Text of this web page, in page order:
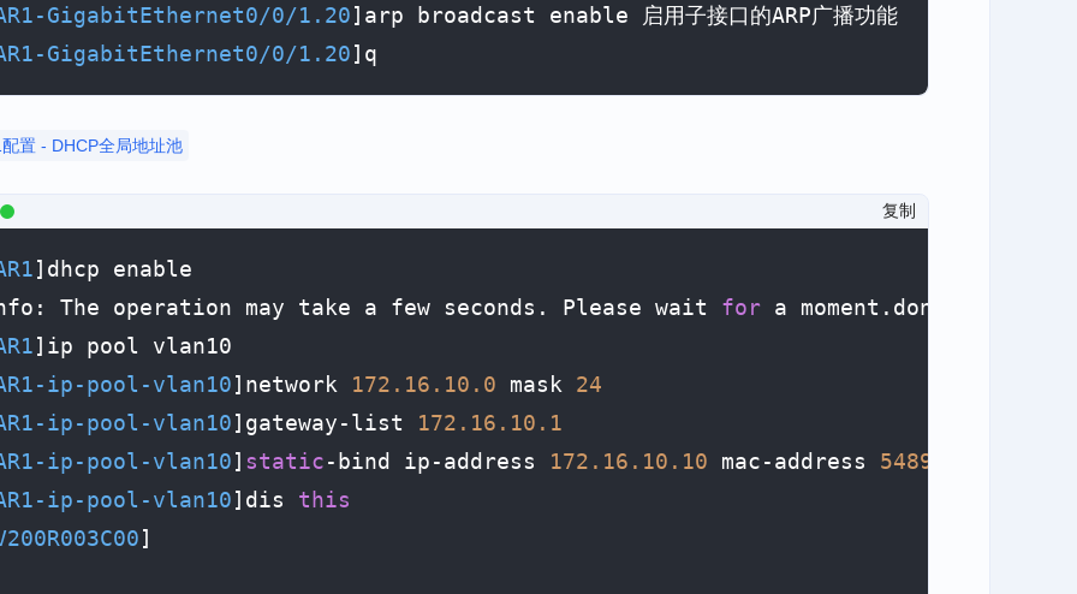
GigabitEthernet0/0/1.20]arp broadcast enable 启用子接口的ARP广播功能
GigabitEthernet0/0/1.20
置 - DHCP全局地址池
复制
]dhcp enable
The operation may take a few seconds. Please wait for a moment.done.
]ip pool vlan10
ip-pool-vlan10]network 172.16 .10 .0 mask 24
ip-pool-vlan10]gateway-list 172.16 .10 .1
ip-pool-vlan10] static-bind ip-address 172.16 .10 .10 mac-address 5489
ip-pool-vlan10]dis this